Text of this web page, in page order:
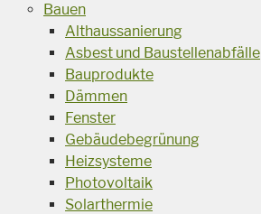
Bauen
Althaussanierung
Asbest und Baustellenabfälle
Bauprodukte
Dämmen
Fenster
Gebäudebegrünung
Heizsysteme
Photovoltaik
Solarthermie